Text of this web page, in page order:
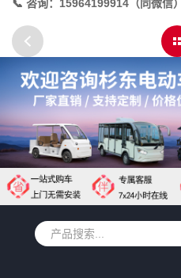
📞 咨询：15964199914（同微信）